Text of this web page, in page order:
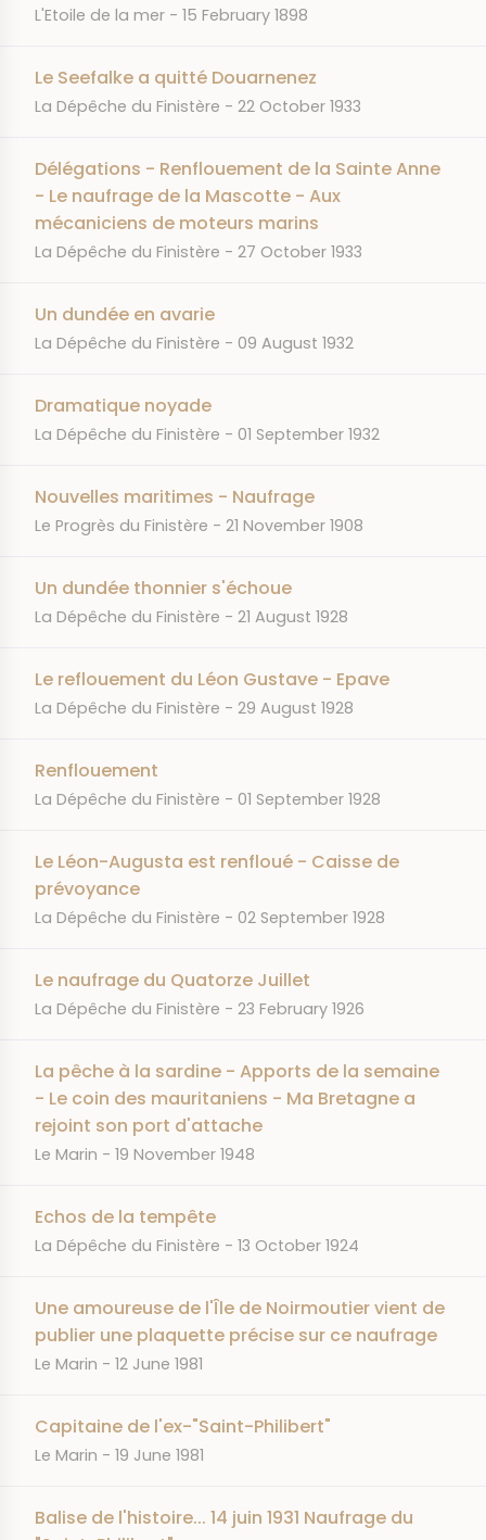
JOURNAL
L'Etoile de la mer DATE
15 February 1898
Le Seefalke a quitté Douarnenez
JOURNAL
La Dépêche du Finistère DATE
22 October 1933
Délégations - Renflouement de la Sainte Anne
- Le naufrage de la Mascotte - Aux
mécaniciens de moteurs marins
JOURNAL
La Dépêche du Finistère DATE
27 October 1933
Un dundée en avarie
JOURNAL
La Dépêche du Finistère DATE
09 August 1932
Dramatique noyade
JOURNAL
La Dépêche du Finistère DATE
01 September 1932
Nouvelles maritimes - Naufrage
JOURNAL
Le Progrès du Finistère DATE
21 November 1908
Un dundée thonnier s'échoue
JOURNAL
La Dépêche du Finistère DATE
21 August 1928
Le reflouement du Léon Gustave - Epave
JOURNAL
La Dépêche du Finistère DATE
29 August 1928
Renflouement
JOURNAL
La Dépêche du Finistère DATE
01 September 1928
Le Léon-Augusta est renfloué - Caisse de
prévoyance
JOURNAL
La Dépêche du Finistère DATE
02 September 1928
Le naufrage du Quatorze Juillet
JOURNAL
La Dépêche du Finistère DATE
23 February 1926
La pêche à la sardine - Apports de la semaine
- Le coin des mauritaniens - Ma Bretagne a
rejoint son port d'attache
JOURNAL
Le Marin DATE
19 November 1948
Echos de la tempête
JOURNAL
La Dépêche du Finistère DATE
13 October 1924
Une amoureuse de l'Île de Noirmoutier vient de
publier une plaquette précise sur ce naufrage
JOURNAL
Le Marin DATE
12 June 1981
Capitaine de l'ex-"Saint-Philibert"
JOURNAL
Le Marin DATE
19 June 1981
Balise de l'histoire... 14 juin 1931 Naufrage du